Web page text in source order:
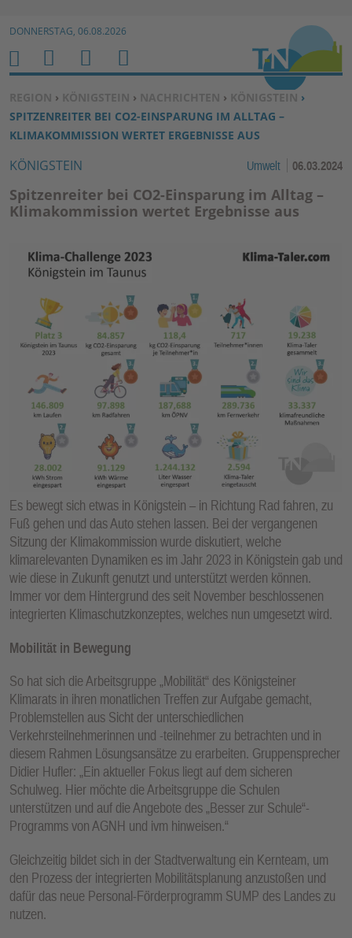
Zum Inhalt springen ↓
DONNERSTAG, 06.08.2026
SIE BEFINDEN SICH HIER:
REGION › KÖNIGSTEIN › NACHRICHTEN › KÖNIGSTEIN ›
SPITZENREITER BEI CO2-EINSPARUNG IM ALLTAG –
KLIMAKOMMISSION WERTET ERGEBNISSE AUS
KÖNIGSTEIN Umwelt 06.03.2024
Spitzenreiter bei CO2-Einsparung im Alltag –
Klimakommission wertet Ergebnisse aus
Es bewegt sich etwas in Königstein – in Richtung Rad fahren, zu
Fuß gehen und das Auto stehen lassen. Bei der vergangenen
Sitzung der Klimakommission wurde diskutiert, welche
klimarelevanten Dynamiken es im Jahr 2023 in Königstein gab und
wie diese in Zukunft genutzt und unterstützt werden können.
Immer vor dem Hintergrund des seit November beschlossenen
integrierten Klimaschutzkonzeptes, welches nun umgesetzt wird.
Mobilität in Bewegung
So hat sich die Arbeitsgruppe „Mobilität“ des Königsteiner
Klimarats in ihren monatlichen Treffen zur Aufgabe gemacht,
Problemstellen aus Sicht der unterschiedlichen
Verkehrsteilnehmerinnen und -teilnehmer zu betrachten und in
diesem Rahmen Lösungsansätze zu erarbeiten. Gruppensprecher
Didier Hufler: „Ein aktueller Fokus liegt auf dem sicheren
Schulweg. Hier möchte die Arbeitsgruppe die Schulen
unterstützen und auf die Angebote des „Besser zur Schule“-
Programms von AGNH und ivm hinweisen.“
Gleichzeitig bildet sich in der Stadtverwaltung ein Kernteam, um
den Prozess der integrierten Mobilitätsplanung anzustoßen und
dafür das neue Personal-Förderprogramm SUMP des Landes zu
nutzen.
H
O
M
E
M
E
N
U
S
U
C
H
E
N
B
E
N
U
E
R
U
N
K
TI
O
N
E
N